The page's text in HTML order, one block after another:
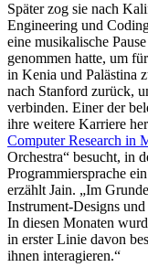
Später zog sie nach
Engineering und
eine musikalische
genommen hatte, um
in Kenia und Palästina
nach Stanford zurück,
verbinden. Einer der
ihre weitere Karriere
Computer Research in
Orchestra“ besucht, in
Programmiersprache
erzählt Jain. „Im
Instrument-Designs
In diesen Monaten
in erster Linie davon
ihnen interagieren.“